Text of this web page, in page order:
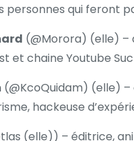
personnes qui feront
(@Morora) (elle) –
et chaine Youtube
(@KcoQuidam) (elle) –
hackeuse
(elle)) – éditrice,